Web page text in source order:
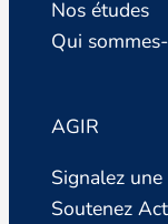
Nos études
Qui
AGIR
Signalez
Soutenez